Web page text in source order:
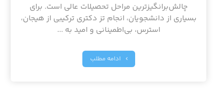
چالش‌برانگیزترین مراحل تحصیلات عالی است. برای
بسیاری از دانشجویان، انجام تز دکتری ترکیبی از هیجان،
استرس، بی‌اطمینانی و امید به ...
ادامه مطلب